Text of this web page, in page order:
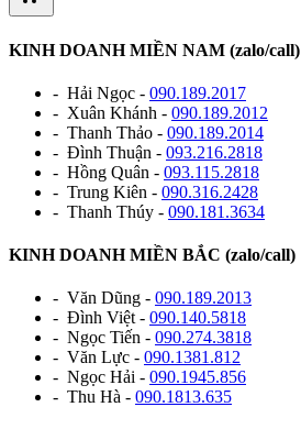
KINH DOANH MIỀN NAM (zalo/call)
- Hải Ngọc - 090.189.2017
- Xuân Khánh - 090.189.2012
- Thanh Thảo - 090.189.2014
- Đình Thuận - 093.216.2818
- Hồng Quân - 093.115.2818
- Trung Kiên - 090.316.2428
- Thanh Thúy - 090.181.3634
KINH DOANH MIỀN BẮC (zalo/call)
- Văn Dũng - 090.189.2013
- Đình Việt - 090.140.5818
- Ngọc Tiến - 090.274.3818
- Văn Lực - 090.1381.812
- Ngọc Hải - 090.1945.856
- Thu Hà - 090.1813.635